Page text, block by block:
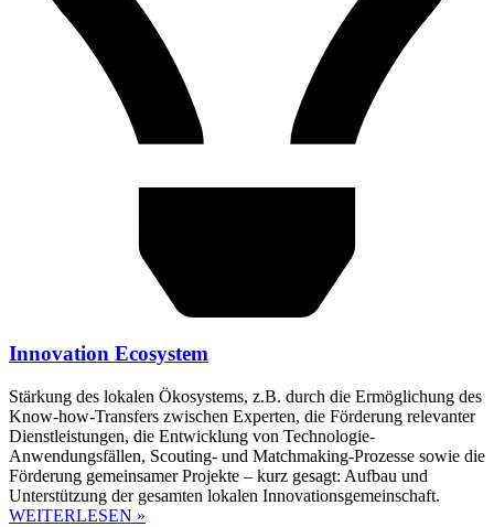
Innovation Ecosystem
Stärkung des lokalen Ökosystems, z.B. durch die Ermöglichung des
Know-how-Transfers zwischen Experten, die Förderung relevanter
Dienstleistungen, die Entwicklung von Technologie-
Anwendungsfällen, Scouting- und Matchmaking-Prozesse sowie die
Förderung gemeinsamer Projekte – kurz gesagt: Aufbau und
Unterstützung der gesamten lokalen Innovationsgemeinschaft.
WEITERLESEN »